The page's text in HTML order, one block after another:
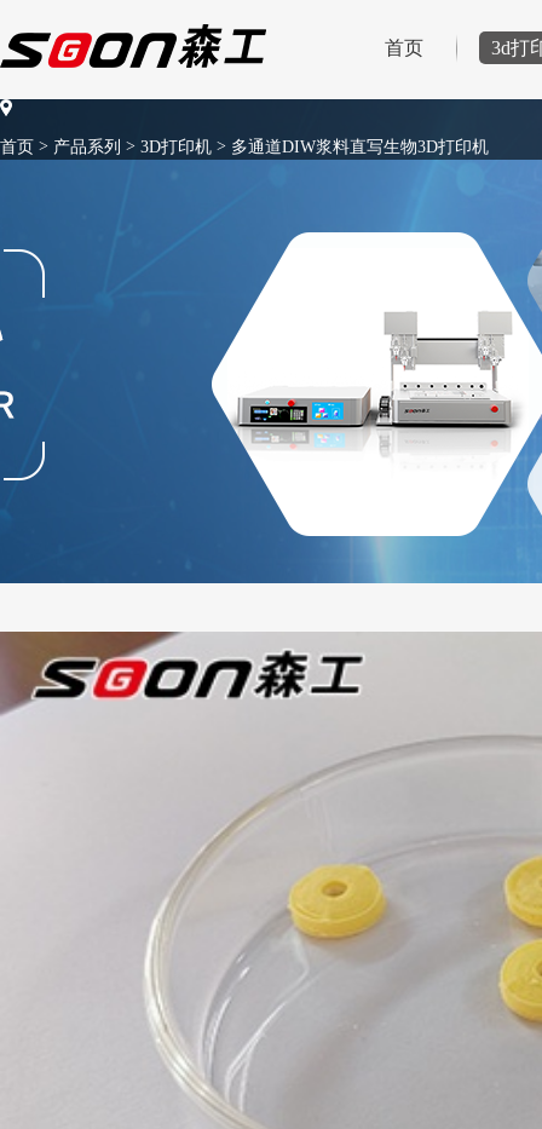
首页 3d打
首页 > 产品系列 > 3D打印机 > 多通道DIW浆料直写生物3D打印机